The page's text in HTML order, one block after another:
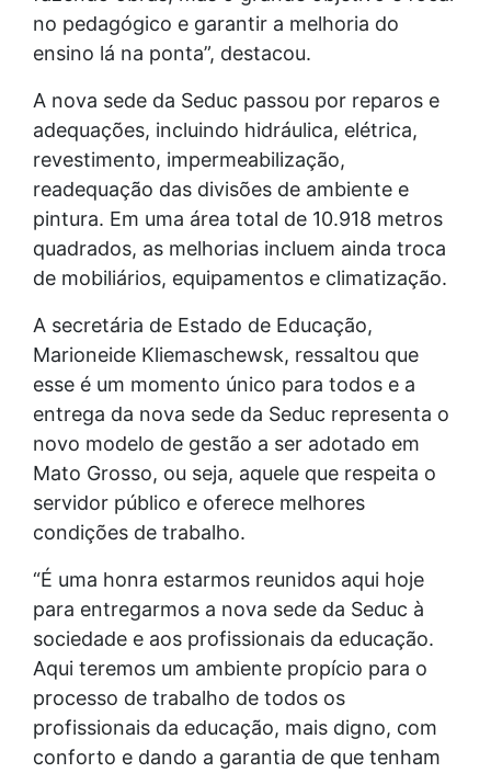
no pedagógico e garantir a melhoria do
ensino lá na ponta”, destacou.
A nova sede da Seduc passou por reparos e
adequações, incluindo hidráulica, elétrica,
revestimento, impermeabilização,
readequação das divisões de ambiente e
pintura. Em uma área total de 10.918 metros
quadrados, as melhorias incluem ainda troca
de mobiliários, equipamentos e climatização.
A secretária de Estado de Educação,
Marioneide Kliemaschewsk, ressaltou que
esse é um momento único para todos e a
entrega da nova sede da Seduc representa o
novo modelo de gestão a ser adotado em
Mato Grosso, ou seja, aquele que respeita o
servidor público e oferece melhores
condições de trabalho.
“É uma honra estarmos reunidos aqui hoje
para entregarmos a nova sede da Seduc à
sociedade e aos profissionais da educação.
Aqui teremos um ambiente propício para o
processo de trabalho de todos os
profissionais da educação, mais digno, com
conforto e dando a garantia de que tenham